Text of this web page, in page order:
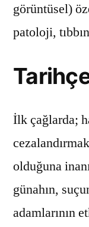
görüntüsel)
patoloji,
İlk çağlarda;
olduğuna
günahın,
adamlarının